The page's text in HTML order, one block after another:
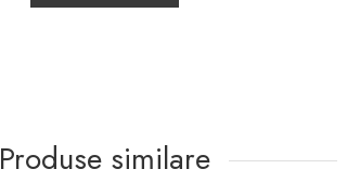
Produse similare